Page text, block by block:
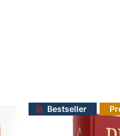
Bestseller